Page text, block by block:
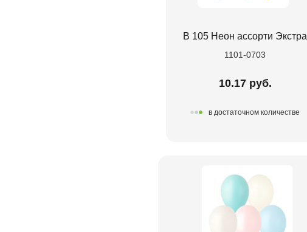
В 105 Неон ассорти Экстра
1101-0703
10.17 руб.
в достаточном количестве